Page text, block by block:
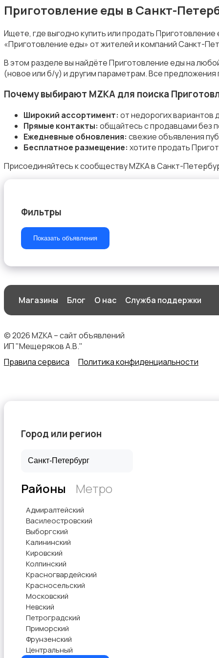
Приготовление еды
Приготовление напитков
Стиральные машины
Утюги и уход за одеждой
Швейное оборудование
Приготовление еды в Санкт-
Ищете, где выгодно купить или продать
«Приготовление еды» от жителей и компаний Санкт-
В этом разделе вы найдёте Приготовление еды на
(новое или б/у) и другим параметрам. Все
Почему выбирают MZKA для поиска
Широкий ассортимент: от недорогих
Прямые контакты: общайтесь с продавцами без
Ежедневные обновления: свежие объявления
Бесплатное размещение: хотите продать
Присоединяйтесь к сообществу MZKA в Санкт-
Фильтры
Показать объявления
Магазины Блог О нас Служба поддержки
© 2026 MZKA – сайт объявлений
ИП "Мещеряков А.В."
Правила сервиса
Политика конфиденциальности
Город или регион
Районы Метро
Адмиралтейский
Василеостровский
Выборгский
Калининский
Кировский
Колпинский
Красногвардейский
Красносельский
Московский
Невский
Петроградский
Приморский
Фрунзенский
Центральный